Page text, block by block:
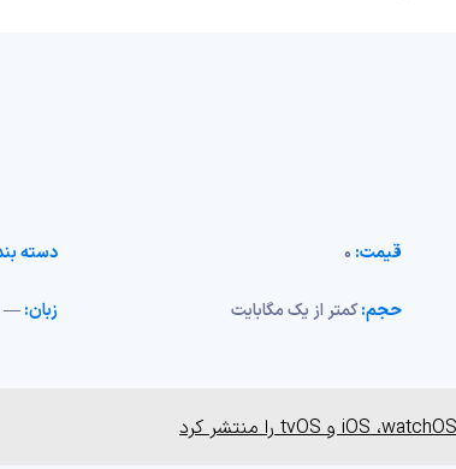
قیمت: دسته
حجم:کمتر از یک مگابایت زبان:—